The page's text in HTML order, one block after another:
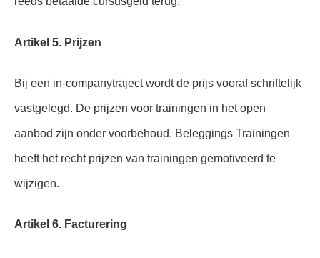
Artikel 5. Prijzen
Bij een in-companytraject wordt de prijs vooraf schriftelijk
vastgelegd. De prijzen voor trainingen in het open
aanbod zijn onder voorbehoud. Beleggings Trainingen
heeft het recht prijzen van trainingen gemotiveerd te
wijzigen.
Artikel 6. Facturering